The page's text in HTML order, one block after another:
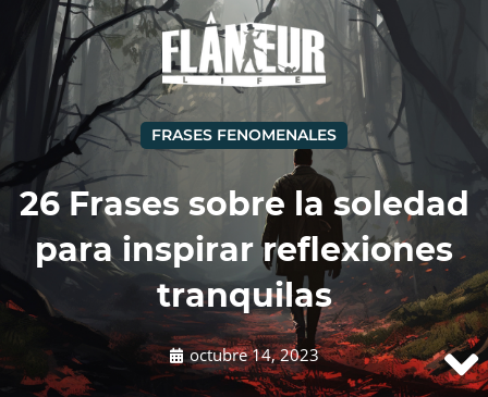
FRASES FENOMENALES
26 Frases sobre la soledad
para inspirar reflexiones
tranquilas
octubre 14, 2023